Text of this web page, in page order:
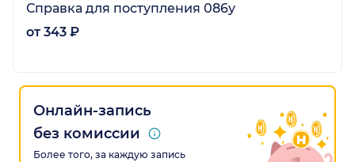
Справка для поступления 086у
от 343 ₽
Онлайн-запись
без комиссии
Более того, за каждую запись